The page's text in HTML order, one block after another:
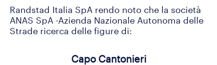
Randstad Italia SpA rendo noto che la società
ANAS SpA -Azienda Nazionale Autonoma delle
Strade ricerca delle figure di:
Capo Cantonieri